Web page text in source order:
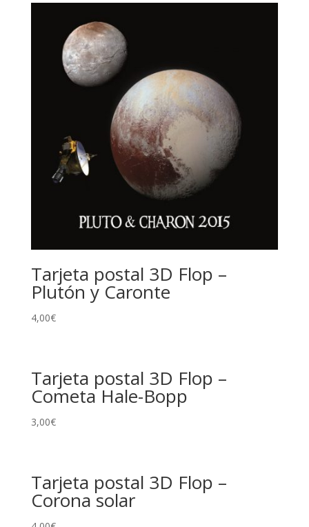
Tarjeta postal 3D Flop –
Plutón y Caronte
4,00€
Tarjeta postal 3D Flop –
Cometa Hale-Bopp
3,00€
Tarjeta postal 3D Flop –
Corona solar